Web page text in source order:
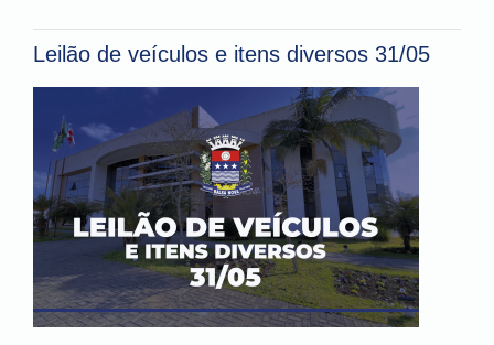
Leilão de veículos e itens diversos 31/05